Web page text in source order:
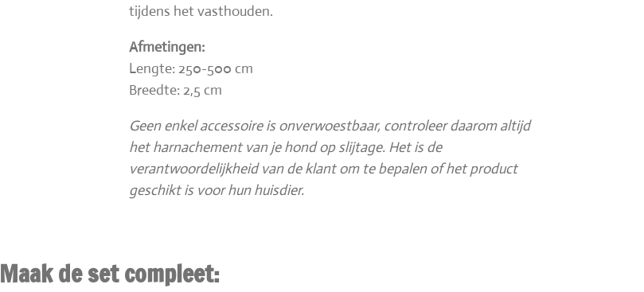
tijdens het vasthouden.
Afmetingen:
Lengte: 250-500 cm
Breedte: 2,5 cm
Geen enkel accessoire is onverwoestbaar, controleer daarom altijd
het harnachement van je hond op slijtage. Het is de
verantwoordelijkheid van de klant om te bepalen of het product
geschikt is voor hun huisdier.
Maak de set compleet: